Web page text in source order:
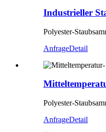
Industrieller
Polyester-
AnfrageDetail
Polyester-
AnfrageDetail